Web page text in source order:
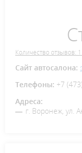
Количество отзывов:
Сайт автосалона:
Телефоны: +7
Адреса:
г. Воронеж, ул.